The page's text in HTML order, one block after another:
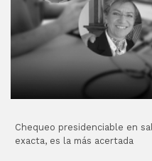
Chequeo presidenciable en
exacta, es la más acertada